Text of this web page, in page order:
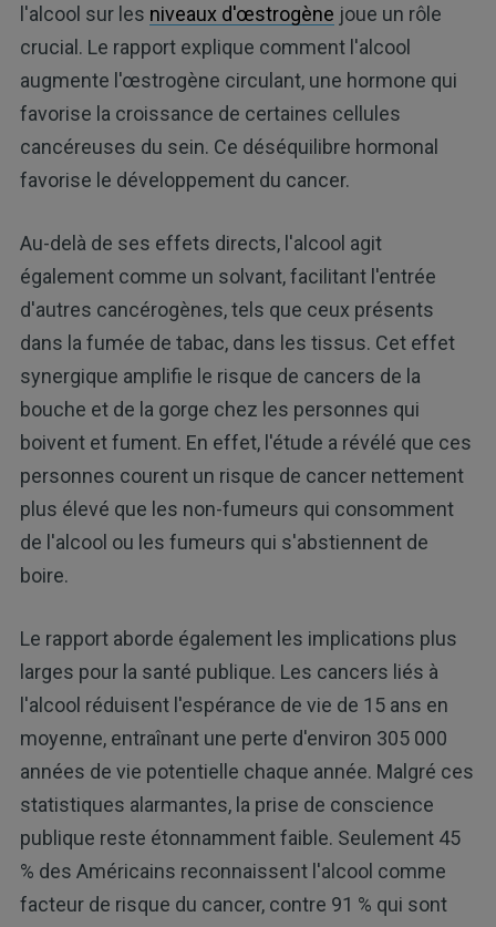
l'alcool sur les niveaux d'œstrogène joue un rôle
crucial. Le rapport explique comment l'alcool
augmente l'œstrogène circulant, une hormone qui
favorise la croissance de certaines cellules
cancéreuses du sein. Ce déséquilibre hormonal
favorise le développement du cancer.
Au-delà de ses effets directs, l'alcool agit
également comme un solvant, facilitant l'entrée
d'autres cancérogènes, tels que ceux présents
dans la fumée de tabac, dans les tissus. Cet effet
synergique amplifie le risque de cancers de la
bouche et de la gorge chez les personnes qui
boivent et fument. En effet, l'étude a révélé que ces
personnes courent un risque de cancer nettement
plus élevé que les non-fumeurs qui consomment
de l'alcool ou les fumeurs qui s'abstiennent de
boire.
Le rapport aborde également les implications plus
larges pour la santé publique. Les cancers liés à
l'alcool réduisent l'espérance de vie de 15 ans en
moyenne, entraînant une perte d'environ 305 000
années de vie potentielle chaque année. Malgré ces
statistiques alarmantes, la prise de conscience
publique reste étonnamment faible. Seulement 45
% des Américains reconnaissent l'alcool comme
facteur de risque du cancer, contre 91 % qui sont